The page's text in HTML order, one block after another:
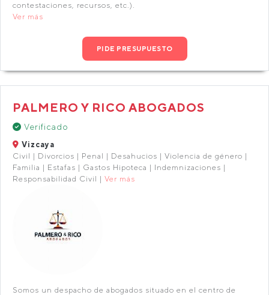
contestaciones, recursos, etc.).
Ver más
PIDE PRESUPUESTO
PALMERO Y RICO ABOGADOS
Verificado
Vizcaya
Civil | Divorcios | Penal | Desahucios | Violencia de género |
Familia | Estafas | Gastos Hipoteca | Indemnizaciones |
Responsabilidad Civil | Ver más
Somos un despacho de abogados situado en el centro de